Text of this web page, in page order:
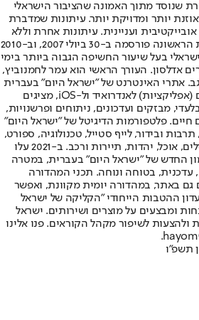
שנוסד מתוך האמונה שהציבור הישראלי
יותר ומדויקת יותר. עיתונות שמדברת
ועניינית. עיתונות אחרת וללא
תשלום. המהדורה המודפסת הראשונה פורסמה ב-30 ביולי 2007, וב-2010
בעל שיעור החשיפה הגבוה ביותר בימי
אדלסון. העורך הראשי הוא עמר לחמנוביץ,
אתרי האינטרנט של "ישראל היום" בעברית
ובאנגלית, כמו כן היישומונים (אפליקציות) לאנדרואיד ול-iOS, מציגים
מבזקים ועדכונים, ניתוחים ופרשנויות,
חיים. פלטפורמות הדיגיטל של "ישראל היום"
ובידור, לייף סטייל, טכנולוגיה, ספורט,
כלכלה וצרכנות, בריאות, חיילים, אוכל, יהדות, תיירות ורכב. ב-2021 עלו
החדש של "ישראל היום" בעברית, במטרה
עדכנית, בטוחה ונוחה. תכני המהדורה
גם באתר, במהדורה יומית מקוונת, ואפשר
ההטבות הייחודי "הקליקה של ישראל
ומבצעים על מוצרים ושירותים. ישראל
ולהצעות לשיפור מקהל הקוראים. פנו אלינו
תשפ"ו